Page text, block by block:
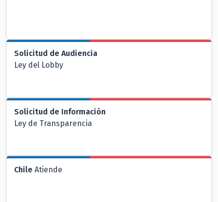
Solicitud de Audiencia
Ley del Lobby
Solicitud de Información
Ley de Transparencia
Chile Atiende